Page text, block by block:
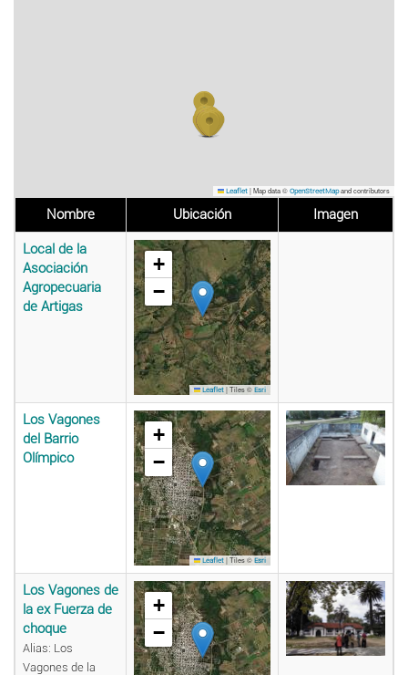
Leaflet |Map data © OpenStreetMapand contributors
Nombre Ubicación Imagen
Local de la
Asociación
Agropecuaria
de Artigas
+
−
Leaflet |Tiles © Esri
Los Vagones
del Barrio
Olímpico
+
−
Leaflet |Tiles © Esri
Los Vagones de
la ex Fuerza de
choque
Alias: Los
Vagones de la
+
−